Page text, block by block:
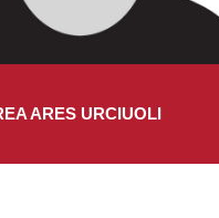
ARES URCIUOLI